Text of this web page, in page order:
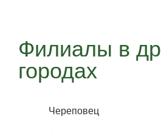
Филиалы в
городах
Череповец